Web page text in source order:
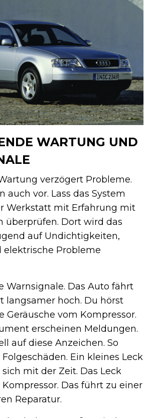
WARTUNG UND
verzögert Probleme.
auch vor. Lass das System
Werkstatt mit Erfahrung mit
überprüfen. Dort wird das
auf Undichtigkeiten,
elektrische Probleme
Warnsignale. Das Auto fährt
langsamer hoch. Du hörst
Geräusche vom Kompressor.
erscheinen Meldungen.
auf diese Anzeichen. So
Ein kleines Leck
mit der Zeit. Das Leck
Das führt zu einer
Reparatur.